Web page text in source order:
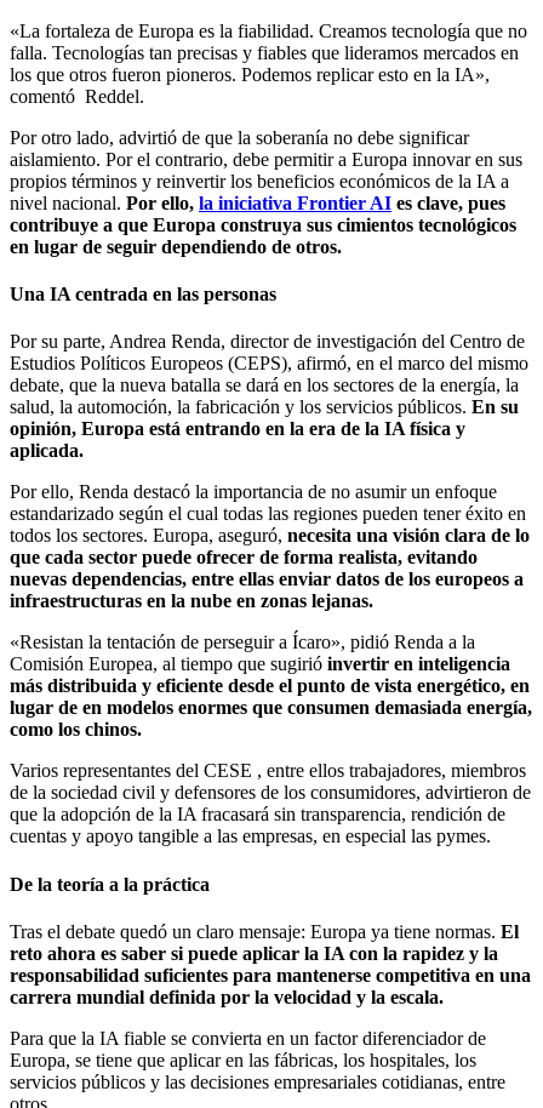
«La fortaleza de Europa es la fiabilidad. Creamos tecnología que no
falla. Tecnologías tan precisas y fiables que lideramos mercados en
los que otros fueron pioneros. Podemos replicar esto en la IA»,
comentó Reddel.
Por otro lado, advirtió de que la soberanía no debe significar
aislamiento. Por el contrario, debe permitir a Europa innovar en sus
propios términos y reinvertir los beneficios económicos de la IA a
nivel nacional. Por ello, la iniciativa Frontier AI es clave, pues
contribuye a que Europa construya sus cimientos tecnológicos
en lugar de seguir dependiendo de otros.
Una IA centrada en las personas
Por su parte, Andrea Renda, director de investigación del Centro de
Estudios Políticos Europeos (CEPS), afirmó, en el marco del mismo
debate, que la nueva batalla se dará en los sectores de la energía, la
salud, la automoción, la fabricación y los servicios públicos. En su
opinión, Europa está entrando en la era de la IA física y
aplicada.
Por ello, Renda destacó la importancia de no asumir un enfoque
estandarizado según el cual todas las regiones pueden tener éxito en
todos los sectores. Europa, aseguró, necesita una visión clara de lo
que cada sector puede ofrecer de forma realista, evitando
nuevas dependencias, entre ellas enviar datos de los europeos a
infraestructuras en la nube en zonas lejanas.
«Resistan la tentación de perseguir a Ícaro», pidió Renda a la
Comisión Europea, al tiempo que sugirió invertir en inteligencia
más distribuida y eficiente desde el punto de vista energético, en
lugar de en modelos enormes que consumen demasiada energía,
como los chinos.
Varios representantes del CESE , entre ellos trabajadores, miembros
de la sociedad civil y defensores de los consumidores, advirtieron de
que la adopción de la IA fracasará sin transparencia, rendición de
cuentas y apoyo tangible a las empresas, en especial las pymes.
De la teoría a la práctica
Tras el debate quedó un claro mensaje: Europa ya tiene normas. El
reto ahora es saber si puede aplicar la IA con la rapidez y la
responsabilidad suficientes para mantenerse competitiva en una
carrera mundial definida por la velocidad y la escala.
Para que la IA fiable se convierta en un factor diferenciador de
Europa, se tiene que aplicar en las fábricas, los hospitales, los
servicios públicos y las decisiones empresariales cotidianas, entre
otros.